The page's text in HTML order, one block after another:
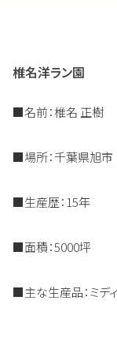
椎名洋ラン園
■名前：椎名 正樹
■場所：千葉県旭市
■生産歴：15年
■面積：5000坪
■主な生産品：ミデ